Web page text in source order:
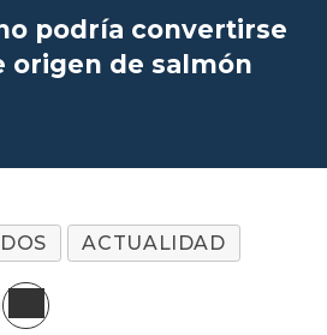
podría convertirse
origen de salmón
ACTUALIDAD